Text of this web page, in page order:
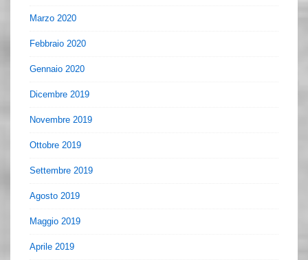
Marzo 2020
Febbraio 2020
Gennaio 2020
Dicembre 2019
Novembre 2019
Ottobre 2019
Settembre 2019
Agosto 2019
Maggio 2019
Aprile 2019